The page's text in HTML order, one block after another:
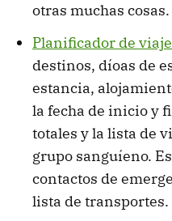
otras muchas cosas.
Planificador de
destinos, díoas de
estancia,
la fecha de inicio y
totales y la lista de
grupo sanguíeno.
contactos de
lista de transportes.